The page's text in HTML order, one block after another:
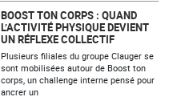
BOOST TON CORPS : QUAND
L’ACTIVITÉ PHYSIQUE DEVIENT
UN RÉFLEXE COLLECTIF
Plusieurs filiales du groupe Clauger se
sont mobilisées autour de Boost ton
corps, un challenge interne pensé pour
ancrer un